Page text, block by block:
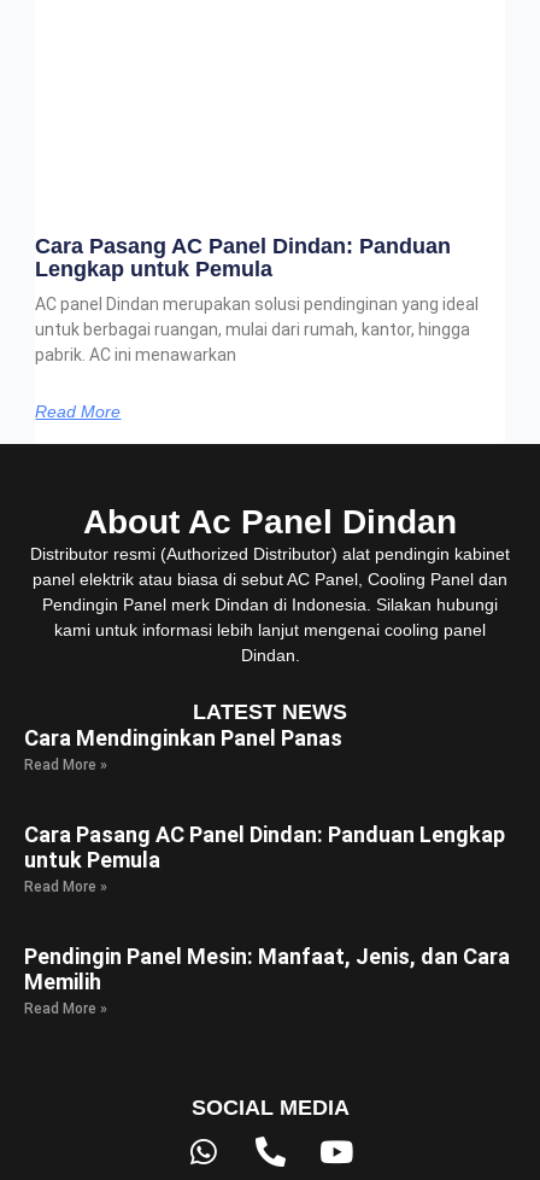
Cara Pasang AC Panel Dindan: Panduan
Lengkap untuk Pemula
AC panel Dindan merupakan solusi pendinginan yang ideal
untuk berbagai ruangan, mulai dari rumah, kantor, hingga
pabrik. AC ini menawarkan
Read More
About Ac Panel Dindan
Distributor resmi (Authorized Distributor) alat pendingin kabinet
panel elektrik atau biasa di sebut AC Panel, Cooling Panel dan
Pendingin Panel merk Dindan di Indonesia. Silakan hubungi
kami untuk informasi lebih lanjut mengenai cooling panel
Dindan.
LATEST NEWS
Cara Mendinginkan Panel Panas
Read More »
Cara Pasang AC Panel Dindan: Panduan Lengkap
untuk Pemula
Read More »
Pendingin Panel Mesin: Manfaat, Jenis, dan Cara
Memilih
Read More »
SOCIAL MEDIA
Whatsapp
Phone-
alt
Youtube